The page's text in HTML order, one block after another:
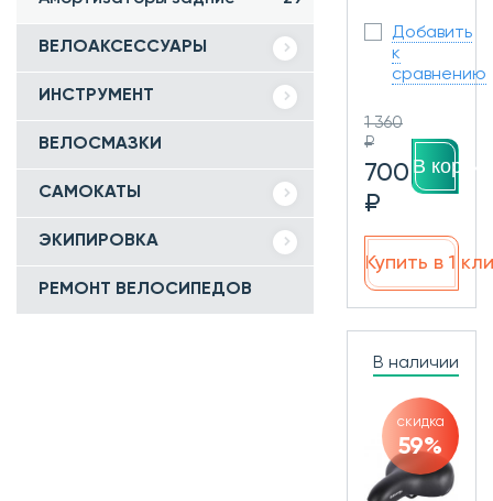
ВЕЛОАКСЕССУАРЫ
ИНСТРУМЕНТ
ВЕЛОСМАЗКИ
САМОКАТЫ
ЭКИПИРОВКА
РЕМОНТ ВЕЛОСИПЕДОВ
Добавить
к
сравнению
1 360
₽
700
₽
В
Купить в 1
В наличии
скидка
59%